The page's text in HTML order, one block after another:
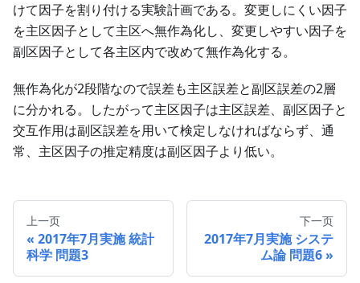
けて因子を割り付ける実験計画である。変更しにくい因子
を主区因子として主区へ無作為化し、変更しやすい因子を
副区因子として各主区内で改めて無作為化する。
無作為化が2段階なので誤差も主区誤差と副区誤差の2層
に分かれる。したがって主区因子は主区誤差、副区因子と
交互作用は副区誤差を用いて検定しなければならず、通
常、主区因子の推定精度は副区因子より低い。
上一页
2017年7月実施 統計
科学 問題3
下一页
2017年7月実施 システ
ム論 問題6